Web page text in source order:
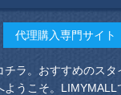
代理購入専門サイト
ラ。おすすめのスタ
ようこそ。LIMYMALL